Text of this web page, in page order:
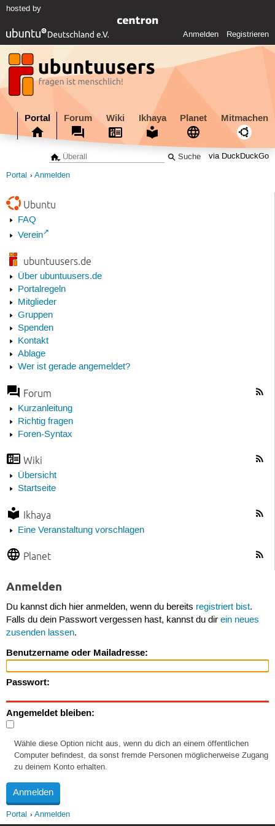
hosted by
Anmelden Registrieren
Portal Forum Wiki Ikhaya Planet Mitmachen
via DuckDuckGo
Portal Anmelden
Ubuntu
FAQ
Verein
ubuntuusers.de
Über ubuntuusers.de
Portalregeln
Mitglieder
Gruppen
Spenden
Kontakt
Ablage
Wer ist gerade angemeldet?
Forum
Kurzanleitung
Richtig fragen
Foren-Syntax
Wiki
Übersicht
Startseite
Ikhaya
Eine Veranstaltung vorschlagen
Planet
Anmelden
Du kannst dich hier anmelden, wenn du bereits registriert bist.
Falls du dein Passwort vergessen hast, kannst du dir ein neues
zusenden lassen.
Benutzername oder Mailadresse:
Passwort:
Angemeldet bleiben:
Wähle diese Option nicht aus, wenn du dich an einem öffentlichen
Computer befindest, da sonst fremde Personen möglicherweise Zugang
zu deinem Konto erhalten.
Portal Anmelden